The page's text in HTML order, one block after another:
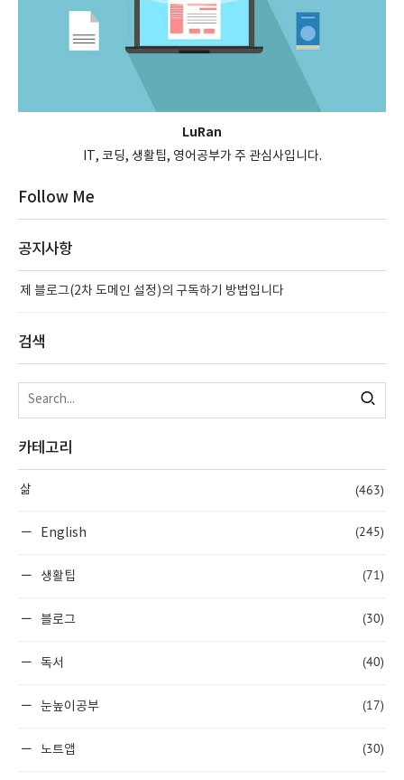
LuRan
IT, 코딩, 생활팁, 영어공부가 주 관심사입니다.
Follow Me
공지사항
제 블로그(2차 도메인 설정)의 구독하기 방법입니다
검색
카테고리
삶 (463)
English (245)
생활팁 (71)
블로그 (30)
독서 (40)
눈높이공부 (17)
노트앱 (30)